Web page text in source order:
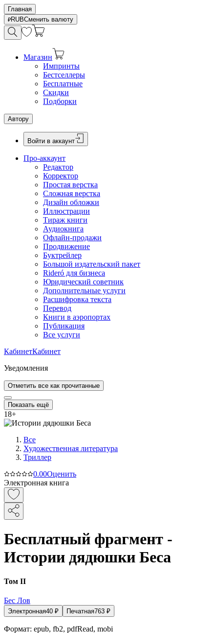
Главная
RUBСменить валюту
Магазин
Импринты
Бестселлеры
Бесплатные
Скидки
Подборки
Автору
Войти в аккаунт
Про-аккаунт
Редактор
Корректор
Простая верстка
Сложная верстка
Дизайн обложки
Иллюстрации
Тираж книги
Аудиокнига
Офлайн-продажи
Продвижение
Буктрейлер
Большой издательский пакет
Rideró для бизнеса
Юридический советник
Дополнительные услуги
Расшифровка текста
Перевод
Книги в аэропортах
Публикация
Все услуги
КабинетКабинет
Уведомления
Отметить все как прочитанные
Показать ещё
18+
Все
Художественная литература
Триллер
0.00Оценить
Электронная книга
Бесплатный фрагмент -
Истории дядюшки Беса
Том II
Бес Лов
Электронная40 ₽ Печатная763 ₽
Формат: epub, fb2, pdfRead, mobi